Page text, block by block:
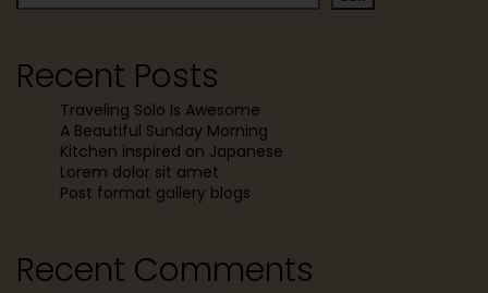
Recent Posts
Traveling Solo Is Awesome
A Beautiful Sunday Morning
Kitchen inspired on Japanese
Lorem dolor sit amet
Post format gallery blogs
Recent Comments